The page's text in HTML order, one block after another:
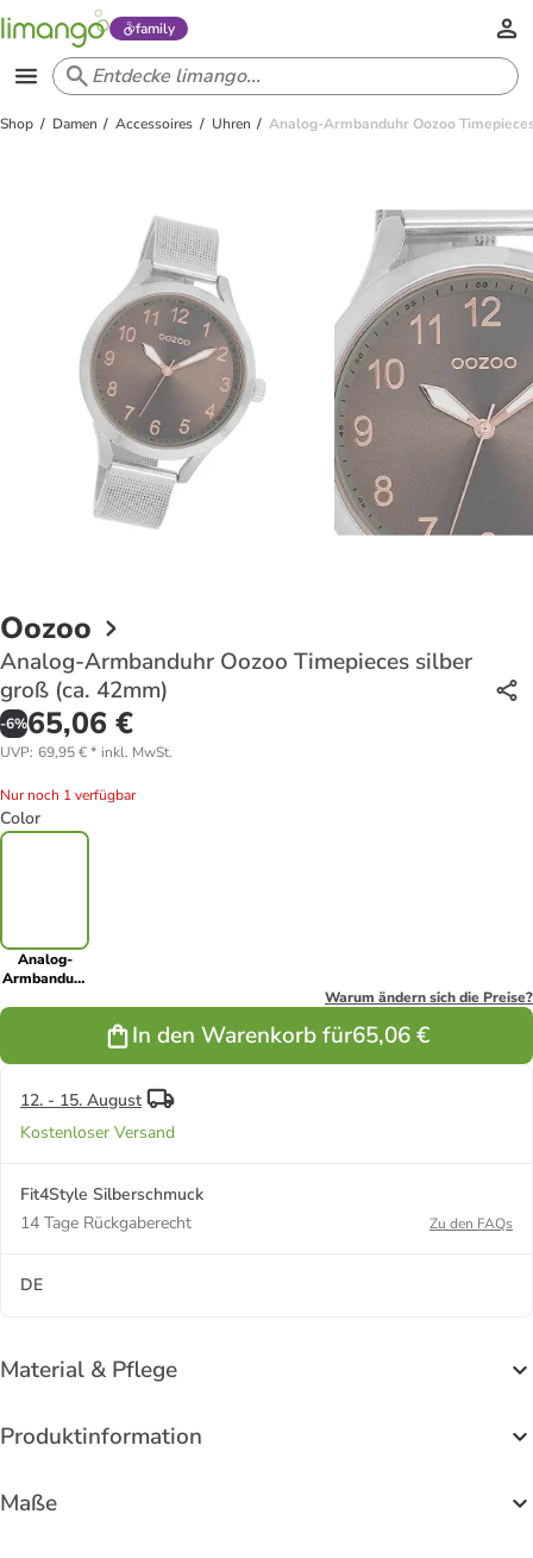
family
Shop Damen Accessoires Uhren Analog-Armbanduhr Oozoo
Oozoo
Analog-Armbanduhr Oozoo Timepieces silber
groß (ca. 42mm)
-6%65,06 €
UVP: 69,95 €* inkl. MwSt.
Nur noch 1 verfügbar
Color
Analog-
Armbanduhr
Warum ändern sich die Preise?
In den Warenkorb für65,06 €
12. - 15. August
Kostenloser Versand
Fit4Style Silberschmuck
14 Tage Rückgaberecht
Zu den FAQs
DE
Material & Pflege
Produktinformation
Maße